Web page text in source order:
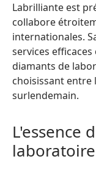
Labrilliante est
collabore
internationales.
services
diamants de
choisissant entre
surlendemain.
L'essence
laboratoire